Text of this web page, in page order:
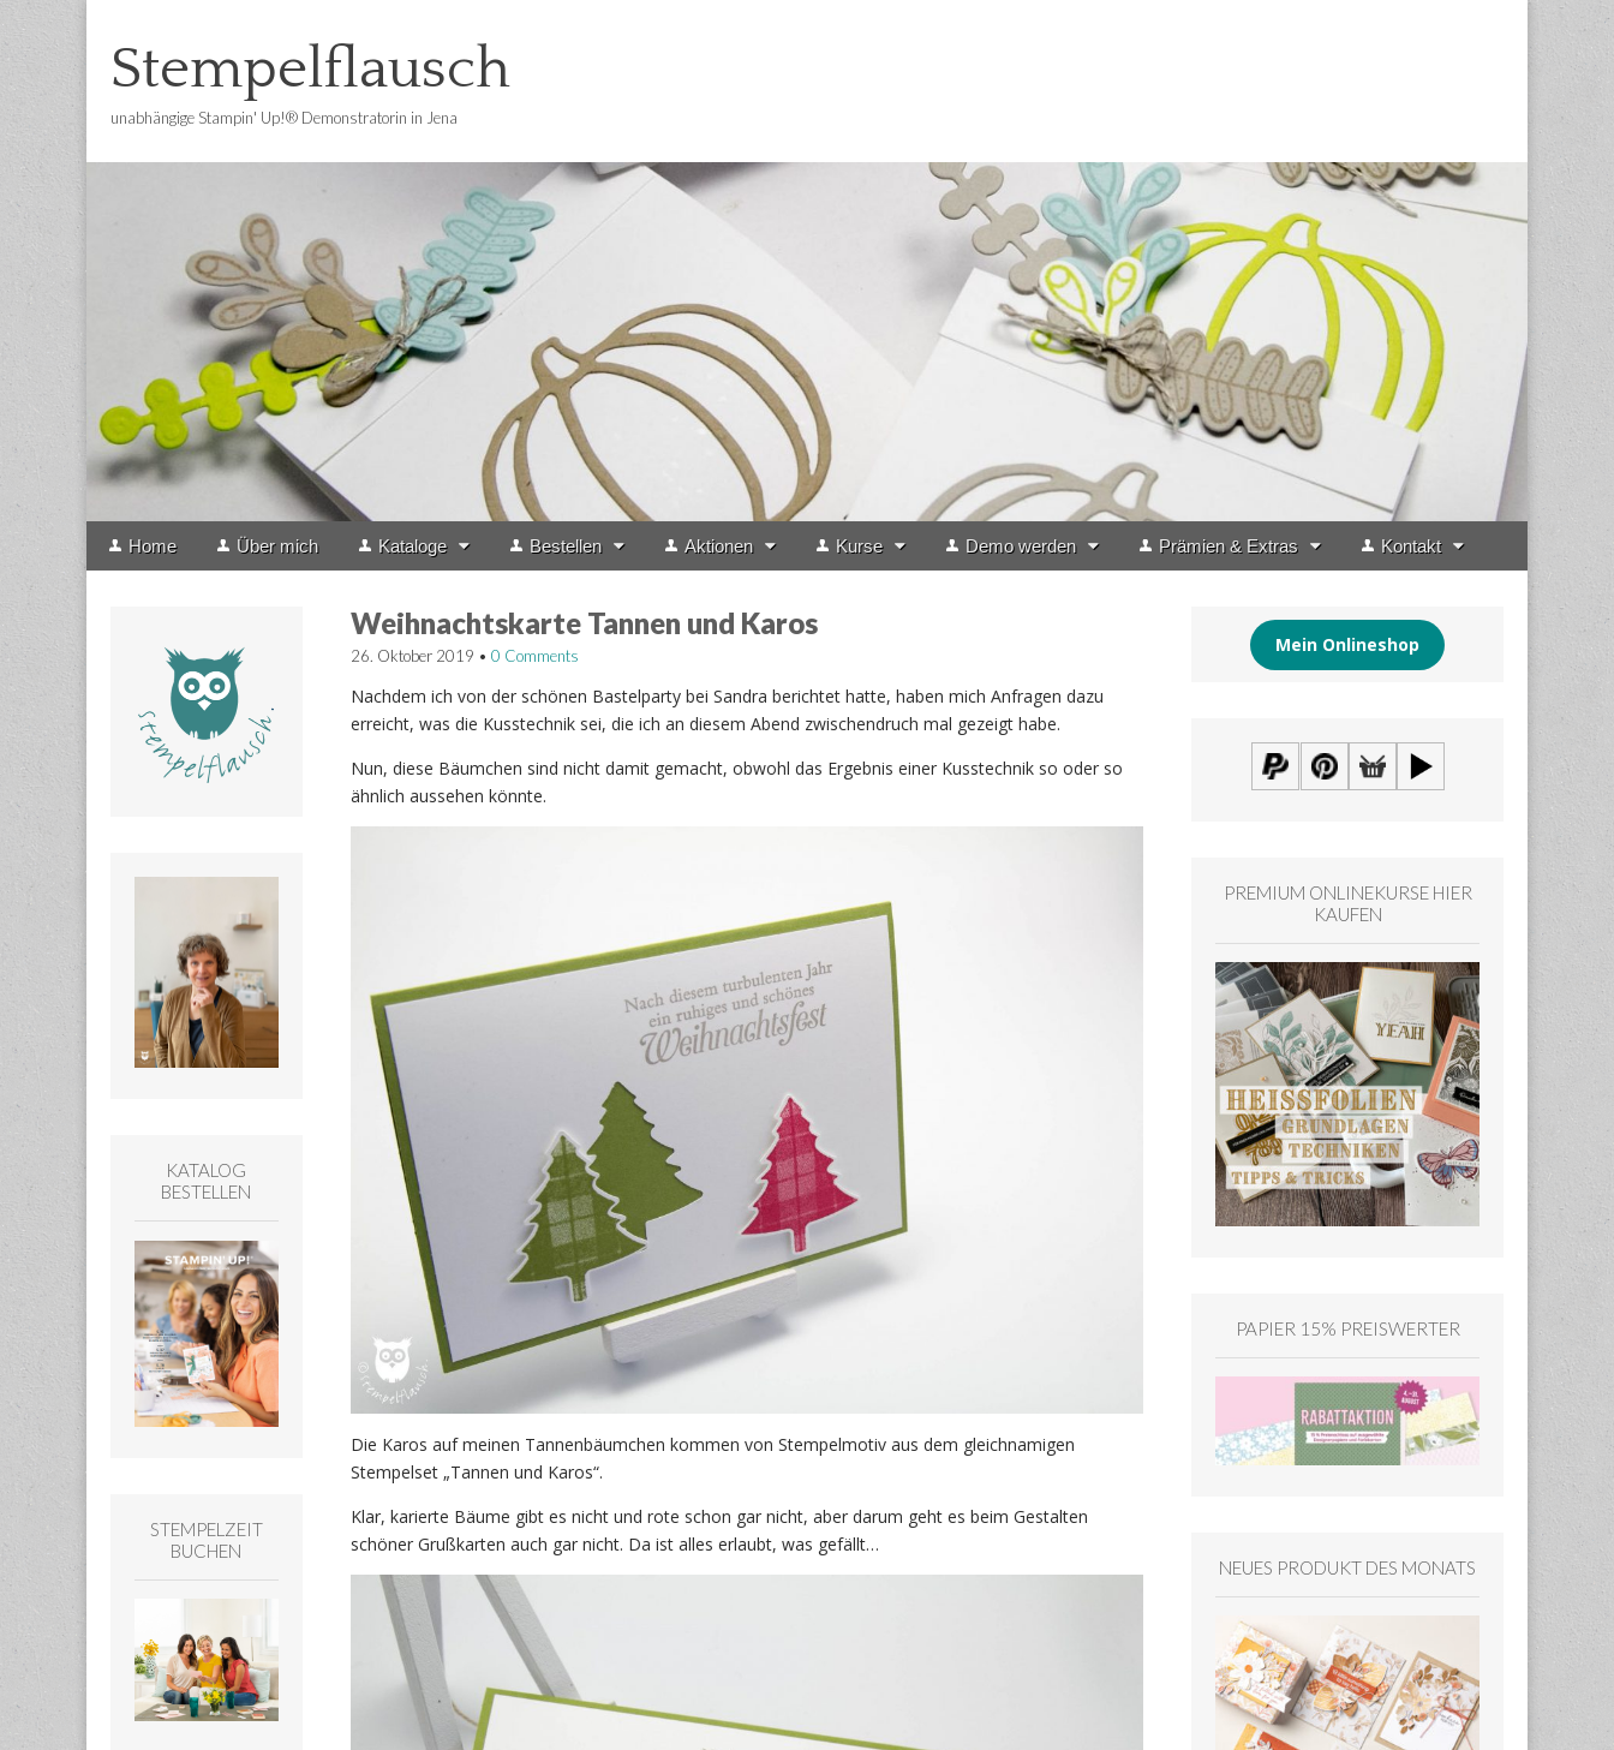
Stempelflausch
unabhängige Stampin' Up!® Demonstratorin in Jena
Main
Skip
Home Über mich Kataloge Bestellen Aktionen Kurse Demo werden Prämien & Extras Kontakt
Weihnachtskarte Tannen und Karos
26. Oktober 2019 • 0 Comments
Nachdem ich von der schönen Bastelparty bei Sandra berichtet hatte, haben mich Anfragen dazu
erreicht, was die Kusstechnik sei, die ich an diesem Abend zwischendruch mal gezeigt habe.
Nun, diese Bäumchen sind nicht damit gemacht, obwohl das Ergebnis einer Kusstechnik so oder so
ähnlich aussehen könnte.
Die Karos auf meinen Tannenbäumchen kommen von Stempelmotiv aus dem gleichnamigen
Stempelset „Tannen und Karos“.
Klar, karierte Bäume gibt es nicht und rote schon gar nicht, aber darum geht es beim Gestalten
schöner Grußkarten auch gar nicht. Da ist alles erlaubt, was gefällt…
KATALOG
BESTELLEN
STEMPELZEIT
BUCHEN
Mein Onlineshop
PREMIUM ONLINEKURSE HIER
KAUFEN
PAPIER 15% PREISWERTER
NEUES PRODUKT DES MONATS